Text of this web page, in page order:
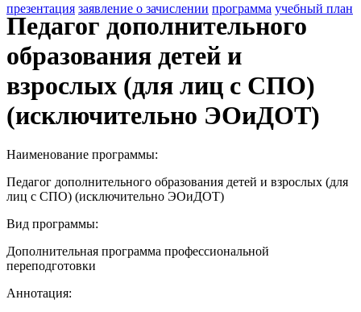
презентация заявление о зачислении программа учебный план
Педагог дополнительного
образования детей и
взрослых (для лиц с СПО)
(исключительно ЭОиДОТ)
Наименование программы:
Педагог дополнительного образования детей и взрослых (для
лиц с СПО) (исключительно ЭОиДОТ)
Вид программы:
Дополнительная программа профессиональной
переподготовки
Аннотация: